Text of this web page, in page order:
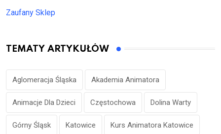
Zaufany Sklep
TEMATY ARTYKUŁÓW
Aglomeracja Śląska Akademia Animatora
Animacje Dla Dzieci Częstochowa Dolina Warty
Górny Śląsk Katowice Kurs Animatora Katowice